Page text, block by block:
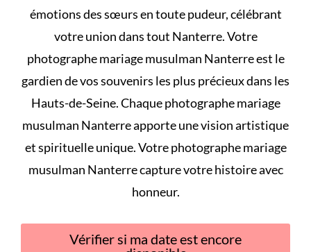
émotions des sœurs en toute pudeur, célébrant
votre union dans tout Nanterre. Votre
photographe mariage musulman Nanterre est le
gardien de vos souvenirs les plus précieux dans les
Hauts-de-Seine. Chaque photographe mariage
musulman Nanterre apporte une vision artistique
et spirituelle unique. Votre photographe mariage
musulman Nanterre capture votre histoire avec
honneur.
Vérifier si ma date est encore